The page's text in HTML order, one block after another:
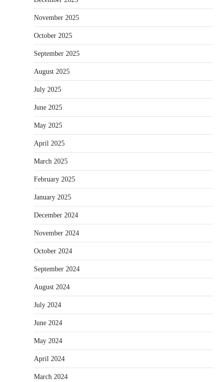
November 2025
October 2025
September 2025
August 2025
July 2025
June 2025
May 2025
April 2025
March 2025
February 2025
January 2025
December 2024
November 2024
October 2024
September 2024
August 2024
July 2024
June 2024
May 2024
April 2024
March 2024